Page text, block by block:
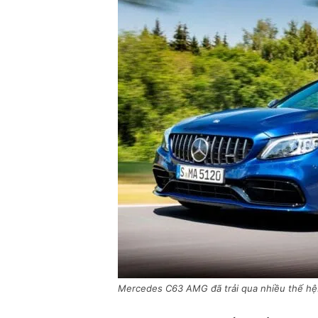
Mercedes C63 AMG đã trải qua nhiều thế